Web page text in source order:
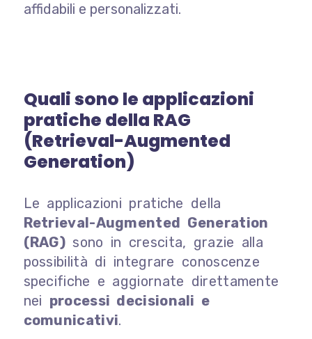
affidabili e personalizzati.
Quali sono le applicazioni
pratiche della RAG
(Retrieval-Augmented
Generation)
Le applicazioni pratiche della
Retrieval-Augmented Generation
(RAG) sono in crescita, grazie alla
possibilità di integrare conoscenze
specifiche e aggiornate direttamente
nei processi decisionali e
comunicativi.